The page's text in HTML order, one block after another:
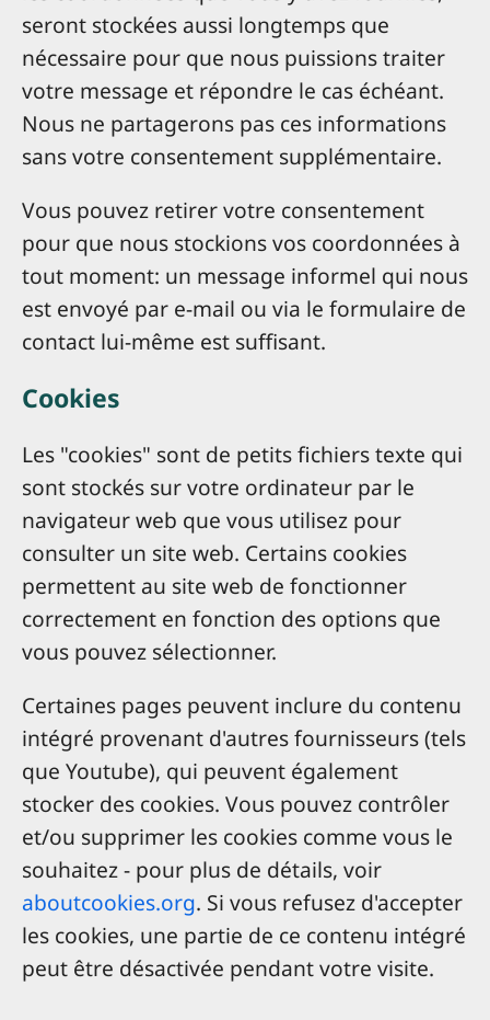
seront stockées aussi longtemps que
nécessaire pour que nous puissions traiter
votre message et répondre le cas échéant.
Nous ne partagerons pas ces informations
sans votre consentement supplémentaire.
Vous pouvez retirer votre consentement
pour que nous stockions vos coordonnées à
tout moment: un message informel qui nous
est envoyé par e-mail ou via le formulaire de
contact lui-même est suffisant.
Cookies
Les "cookies" sont de petits fichiers texte qui
sont stockés sur votre ordinateur par le
navigateur web que vous utilisez pour
consulter un site web. Certains cookies
permettent au site web de fonctionner
correctement en fonction des options que
vous pouvez sélectionner.
Certaines pages peuvent inclure du contenu
intégré provenant d'autres fournisseurs (tels
que Youtube), qui peuvent également
stocker des cookies. Vous pouvez contrôler
et/ou supprimer les cookies comme vous le
souhaitez - pour plus de détails, voir
aboutcookies.org. Si vous refusez d'accepter
les cookies, une partie de ce contenu intégré
peut être désactivée pendant votre visite.